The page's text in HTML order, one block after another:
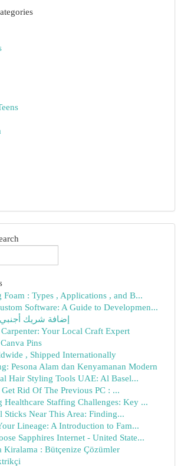
Foam : Types , Applications , and B...
Software: A Guide to Developmen...
إضافة شريك
Your Local Craft Expert
Pins
, Shipped Internationally
Pesona Alam dan Kenyamanan Modern
Hair Styling Tools UAE: Al Basel...
Rid Of The Previous PC : ...
Healthcare Staffing Challenges: Key ...
Sticks Near This Area: Finding...
Lineage: A Introduction to Fam...
Sapphires Internet - United State...
Kiralama : Bütçenize Çözümler